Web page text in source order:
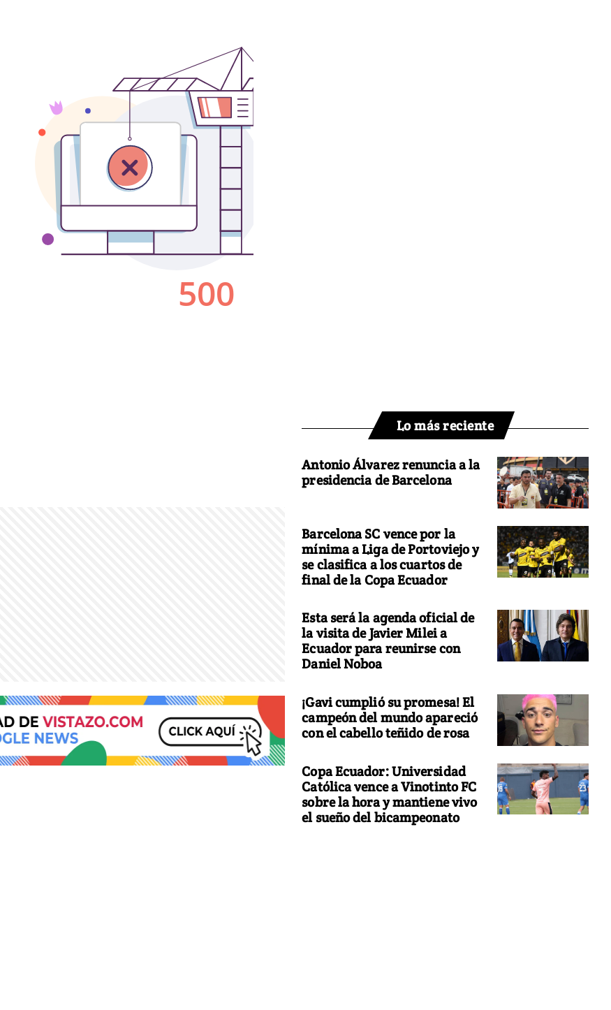
Lo más reciente
Antonio Álvarez renuncia a la
presidencia de Barcelona
Barcelona SC vence por la
mínima a Liga de Portoviejo y
se clasifica a los cuartos de
final de la Copa Ecuador
Esta será la agenda oficial de
la visita de Javier Milei a
Ecuador para reunirse con
Daniel Noboa
¡Gavi cumplió su promesa! El
campeón del mundo apareció
con el cabello teñido de rosa
Copa Ecuador: Universidad
Católica vence a Vinotinto FC
sobre la hora y mantiene vivo
el sueño del bicampeonato